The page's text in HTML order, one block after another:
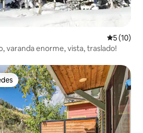
5 de uma
5 (10)
varanda enorme, vista, traslado!